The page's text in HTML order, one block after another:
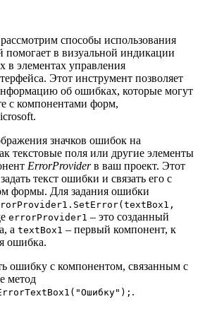
способы использования
помогает в визуальной индикации
в элементах управления
Этот инструмент позволяет
об ошибках, которые могут
с компонентами форм,
значков ошибок на
текстовые поля или другие элементы
ErrorProviderв ваш проект. Этот
текст ошибки и связать его с
формы. Для задания ошибки
errorProvider1 – это созданный
а textBox1 – первый компонент, к
ошибка.
ошибку с компонентом, связанным с
метод
.